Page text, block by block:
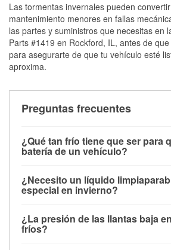
Las tormentas invernales pueden
mantenimiento menores en fallas
las partes y suministros que necesitas en
Parts #1419 en Rockford, IL, antes de
para asegurarte de que tu vehículo esté
aproxima.
Preguntas frecuentes
¿Qué tan frío tiene que ser para
batería de un vehículo?
debajo de los 32 °F y puede
su potencia de arranque cerca de
arranque.
¿Necesito un líquido
especial en invierno?
la congelación y ayuda a disolver
derretida en la carretera para
¿La presión de las llantas baja
fríos?